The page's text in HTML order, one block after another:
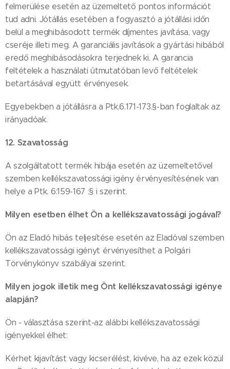
felmerülése esetén az üzemeltető pontos információt
tud adni. Jótállás esetében a fogyasztó a jótállási időn
belül a meghibásodott termék díjmentes javítása, vagy
cseréje illeti meg. A garanciális javítások a gyártási hibából
eredő meghibásodásokra terjednek ki. A garancia
feltételek a használati útmutatóban levő feltételek
betartásával együtt érvényesek.
Egyebekben a jótállásra a Ptk.6.171-173.§-ban foglaltak az
irányadóak.
12. Szavatosság
A szolgáltatott termék hibája esetén az üzemeltetővel
szemben kellékszavatossági igény érvényesítésének van
helye a Ptk. 6:159-167 :§ i szerint.
Milyen esetben élhet Ön a kellékszavatossági jogával?
Ön az Eladó hibás teljesítése esetén az Eladóval szemben
kellékszavatossági igényt érvényesíthet a Polgári
Törvénykönyv szabályai szerint.
Milyen jogok illetik meg Önt kellékszavatossági igénye
alapján?
Ön - választása szerint-az alábbi kellékszavatossági
igényekkel élhet:
Kérhet kijavítást vagy kicserélést, kivéve, ha az ezek közül